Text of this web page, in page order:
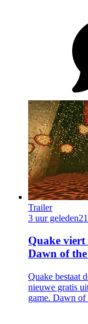
Trailer
3 uur geleden
Quake viert
Dawn of
Quake bestaat
nieuwe gratis
game. Dawn of